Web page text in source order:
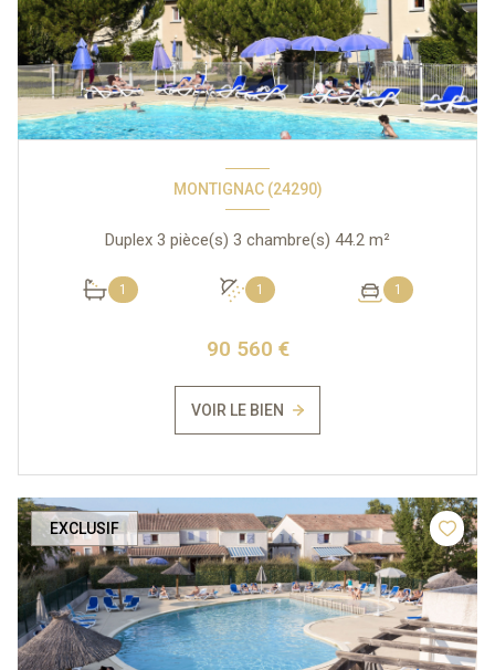
MONTIGNAC (24290)
Duplex 3 pièce(s) 3 chambre(s) 44.2 m²
1 1 1
90 560 €
VOIR LE BIEN
EXCLUSIF